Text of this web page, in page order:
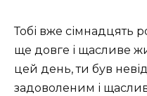
Тобі вже сімнадцять
ще довге і щасливе
цей день, ти був
задоволеним і